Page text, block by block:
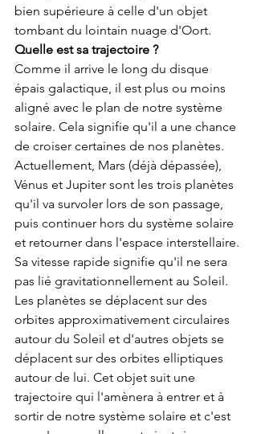
bien supérieure à celle d'un objet
tombant du lointain nuage d'Oort.
Quelle est sa trajectoire ?
Comme il arrive le long du disque
épais galactique, il est plus ou moins
aligné avec le plan de notre système
solaire. Cela signifie qu'il a une chance
de croiser certaines de nos planètes.
Actuellement, Mars (déjà dépassée),
Vénus et Jupiter sont les trois planètes
qu'il va survoler lors de son passage,
puis continuer hors du système solaire
et retourner dans l'espace interstellaire.
Sa vitesse rapide signifie qu'il ne sera
pas lié gravitationnellement au Soleil.
Les planètes se déplacent sur des
orbites approximativement circulaires
autour du Soleil et d'autres objets se
déplacent sur des orbites elliptiques
autour de lui. Cet objet suit une
trajectoire qui l'amènera à entrer et à
sortir de notre système solaire et c'est